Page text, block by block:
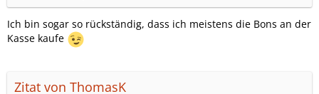
Ich bin sogar so rückständig, dass ich meistens die Bons an der
Kasse kaufe
Zitat von ThomasK